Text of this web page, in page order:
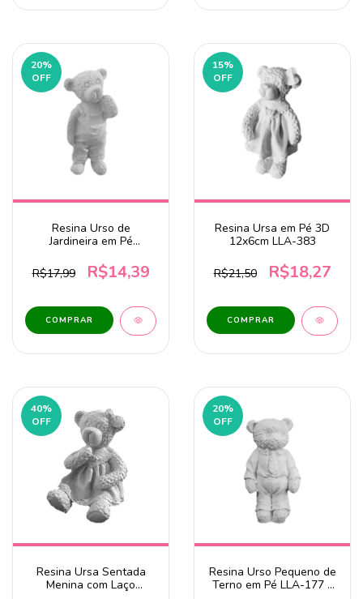
20%
OFF
Resina Urso de
Jardineira em Pé
R$17,99
R$14,39
15%
OFF
Resina Ursa em Pé 3D
12x6cm LLA-383
R$21,50 R$18,27
40%
OFF
Resina Ursa Sentada
Menina com Laço
20%
OFF
Resina Urso Pequeno de
Terno em Pé LLA-177 -